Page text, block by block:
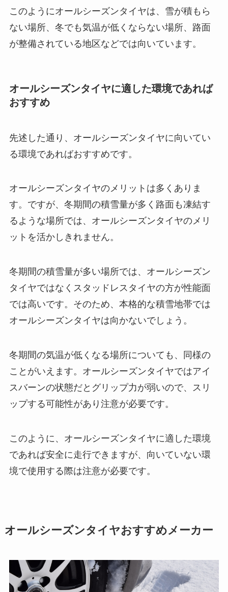
このようにオールシーズンタイヤは、雪が積もら
ない場所、冬でも気温が低くならない場所、路面
が整備されている地区などでは向いています。
オールシーズンタイヤに適した環境であれば
おすすめ
先述した通り、オールシーズンタイヤに向いてい
る環境であればおすすめです。
オールシーズンタイヤのメリットは多くありま
す。ですが、冬期間の積雪量が多く路面も凍結す
るような場所では、オールシーズンタイヤのメリ
ットを活かしきれません。
冬期間の積雪量が多い場所では、オールシーズン
タイヤではなくスタッドレスタイヤの方が性能面
では高いです。そのため、本格的な積雪地帯では
オールシーズンタイヤは向かないでしょう。
冬期間の気温が低くなる場所についても、同様の
ことがいえます。オールシーズンタイヤではアイ
スバーンの状態だとグリップ力が弱いので、スリ
ップする可能性があり注意が必要です。
このように、オールシーズンタイヤに適した環境
であれば安全に走行できますが、向いていない環
境で使用する際は注意が必要です。
オールシーズンタイヤおすすめメーカー